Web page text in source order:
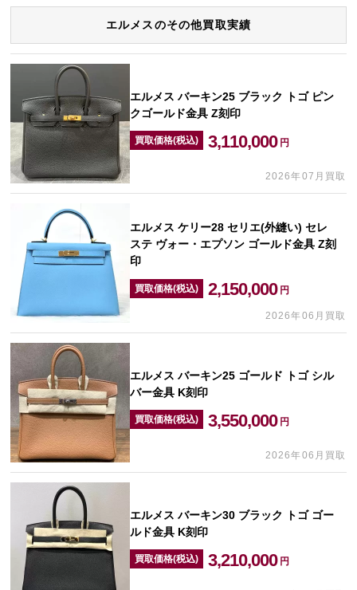
エルメスのその他買取実績
エルメス バーキン25 ブラック トゴ ピン
クゴールド金具 Z刻印
買取価格(税込) 3,110,000 円
2026年07月買取
エルメス ケリー28 セリエ(外縫い) セレ
ステ ヴォー・エプソン ゴールド金具 Z刻
印
買取価格(税込) 2,150,000 円
2026年06月買取
エルメス バーキン25 ゴールド トゴ シル
バー金具 K刻印
買取価格(税込) 3,550,000 円
2026年06月買取
エルメス バーキン30 ブラック トゴ ゴー
ルド金具 K刻印
買取価格(税込) 3,210,000 円